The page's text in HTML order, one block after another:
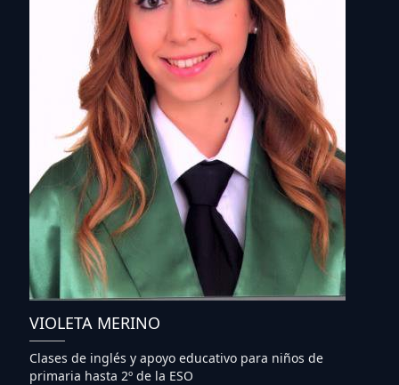
VIOLETA MERINO
Clases de inglés y apoyo educativo para niños de
primaria hasta 2º de la ESO